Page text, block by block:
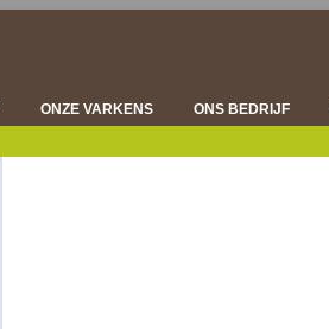
ONZE VARKENS ONS BEDRIJF